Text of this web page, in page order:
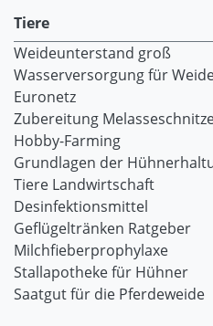
Tiere
Weideunterstand groß
Wasserversorgung für
Euronetz
Zubereitung
Hobby-Farming
Grundlagen der
Tiere Landwirtschaft
Desinfektionsmittel
Geflügeltränken Ratgeber
Milchfieberprophylaxe
Stallapotheke für Hühner
Saatgut für die Pferdeweide